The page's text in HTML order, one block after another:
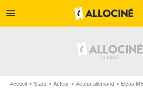
menu
Accueil Stars Acteur Acteur allemand Elyas